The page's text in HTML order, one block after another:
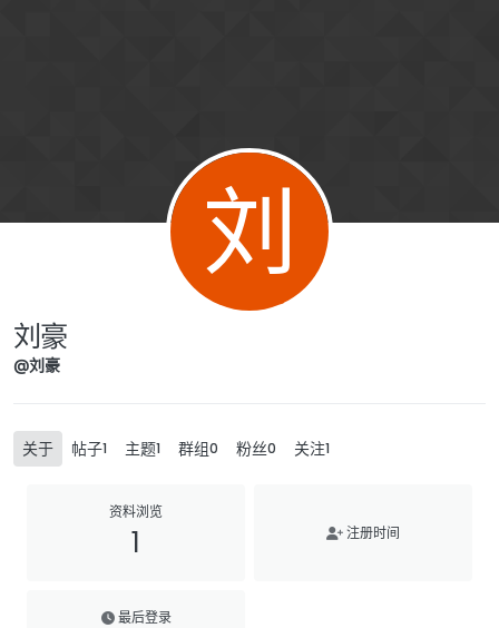
刘
刘豪
@刘豪
关于 帖子1 主题1 群组0 粉丝0 关注1
资料浏览
1 注册时间
最后登录